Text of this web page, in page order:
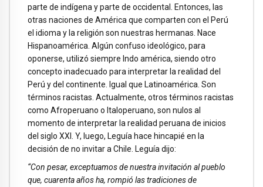
parte de indígena y parte de occidental. Entonces, las
otras naciones de América que comparten con el Perú
el idioma y la religión son nuestras hermanas. Nace
Hispanoamérica. Algún confuso ideológico, para
oponerse, utilizó siempre Indo américa, siendo otro
concepto inadecuado para interpretar la realidad del
Perú y del continente. Igual que Latinoamérica. Son
términos racistas. Actualmente, otros términos racistas
como Afroperuano o Italoperuano, son nulos al
momento de interpretar la realidad peruana de inicios
del siglo XXI. Y, luego, Leguía hace hincapié en la
decisión de no invitar a Chile. Leguía dijo:
“Con pesar, exceptuamos de nuestra invitación al pueblo
que, cuarenta años ha, rompió las tradiciones de